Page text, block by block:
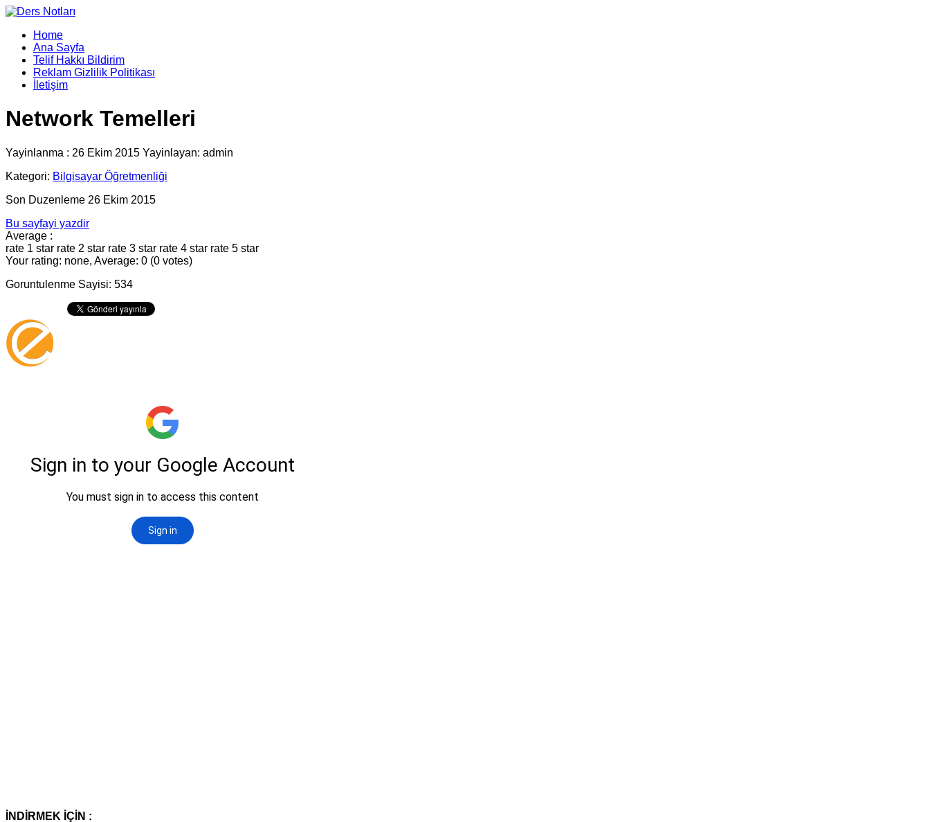
Home
Ana Sayfa
Telif Hakkı Bildirim
Reklam Gizlilik Politikası
İletişim
Network Temelleri
Yayinlanma : 26 Ekim 2015 Yayinlayan: admin
Kategori: Bilgisayar Öğretmenliği
Son Duzenleme 26 Ekim 2015
Bu sayfayi yazdir
Average :
rate 1 star rate 2 star rate 3 star rate 4 star rate 5 star
Your rating: none, Average: 0 (0 votes)
Goruntulenme Sayisi: 534
İNDİRMEK İÇİN :